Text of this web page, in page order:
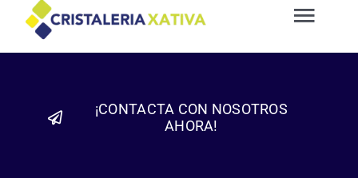
¡CONTACTA CON NOSOTROS
AHORA!